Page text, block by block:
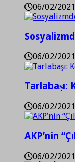
06/02/2021
06/02/2021
06/02/2021
AKP’nin
06/02/2021